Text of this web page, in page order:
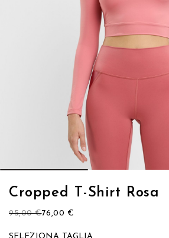
Cropped T-Shirt Rosa
76,00 €
95,00 €
Vai
della